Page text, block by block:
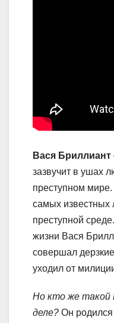
Вася Бриллиант
зазвучит в ушах
преступном
самых известных
преступной
жизни Вася
совершал
уходил от
Но кто же такой
деле? Он